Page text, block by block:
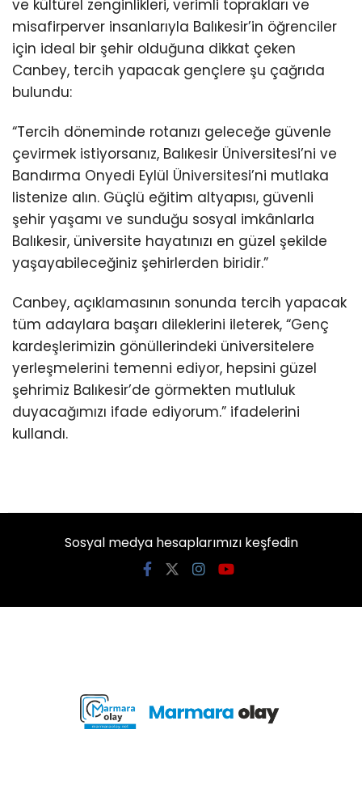
ve kültürel zenginlikleri, verimli toprakları ve
misafirperver insanlarıyla Balıkesir’in öğrenciler
için ideal bir şehir olduğuna dikkat çeken
Canbey, tercih yapacak gençlere şu çağrıda
bulundu:
“Tercih döneminde rotanızı geleceğe güvenle
çevirmek istiyorsanız, Balıkesir Üniversitesi’ni ve
Bandırma Onyedi Eylül Üniversitesi’ni mutlaka
listenize alın. Güçlü eğitim altyapısı, güvenli
şehir yaşamı ve sunduğu sosyal imkânlarla
Balıkesir, üniversite hayatınızı en güzel şekilde
yaşayabileceğiniz şehirlerden biridir.”
Canbey, açıklamasının sonunda tercih yapacak
tüm adaylara başarı dileklerini ileterek, “Genç
kardeşlerimizin gönüllerindeki üniversitelere
yerleşmelerini temenni ediyor, hepsini güzel
şehrimiz Balıkesir’de görmekten mutluluk
duyacağımızı ifade ediyorum.” ifadelerini
kullandı.
Sosyal medya hesaplarımızı keşfedin